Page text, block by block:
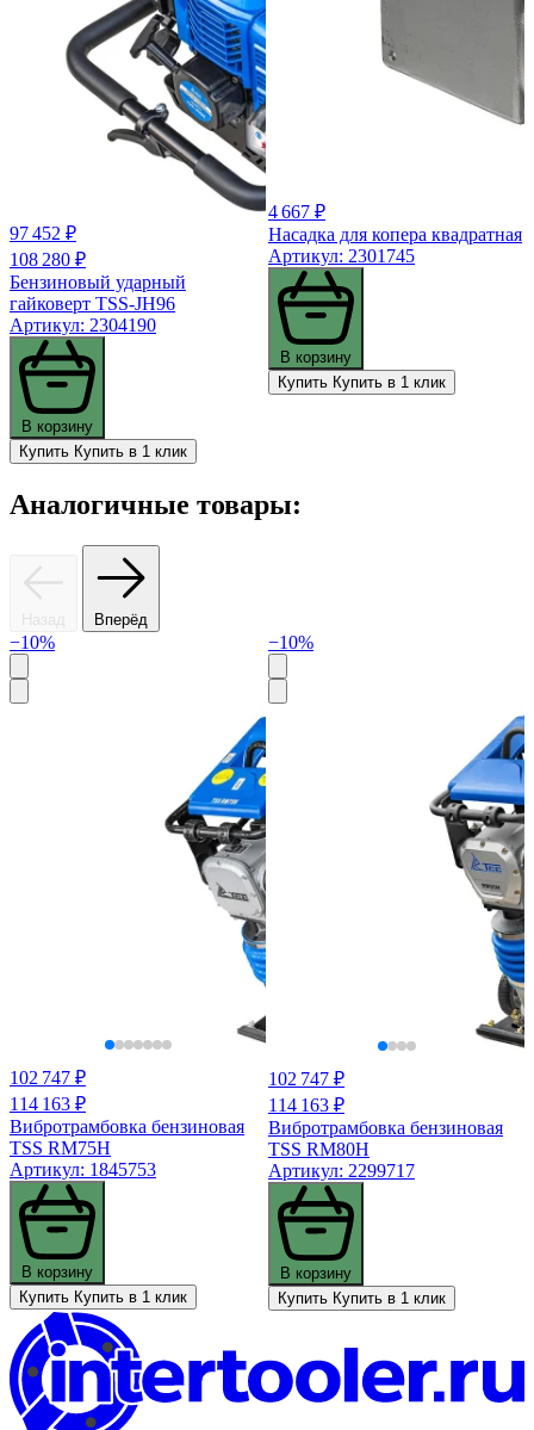
97 452 ₽
108 280 ₽
Бензиновый ударный
гайковерт TSS-JH96
Артикул: 2304190
В корзину
Купить Купить в 1 клик
4 667 ₽
Насадка для копера квадратная
Артикул: 2301745
В корзину
Купить Купить в 1 клик
Аналогичные товары:
Назад Вперёд
−10%
102 747 ₽
114 163 ₽
Вибротрамбовка бензиновая
TSS RM75H
Артикул: 1845753
В корзину
Купить Купить в 1 клик
−10%
102 747 ₽
114 163 ₽
Вибротрамбовка бензиновая
TSS RM80H
Артикул: 2299717
В корзину
Купить Купить в 1 клик